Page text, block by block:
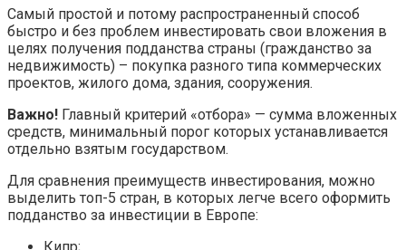
Самый простой и потому распространенный способ
быстро и без проблем инвестировать свои вложения в
целях получения подданства страны (гражданство за
недвижимость) – покупка разного типа коммерческих
проектов, жилого дома, здания, сооружения.
Важно! Главный критерий «отбора» — сумма вложенных
средств, минимальный порог которых устанавливается
отдельно взятым государством.
Для сравнения преимуществ инвестирования, можно
выделить топ-5 стран, в которых легче всего оформить
подданство за инвестиции в Европе: